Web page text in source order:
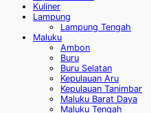
Kuliner
Lampung
Lampung Tengah
Maluku
Ambon
Buru
Buru Selatan
Kepulauan Aru
Kepulauan Tanimbar
Maluku Barat Daya
Maluku Tengah